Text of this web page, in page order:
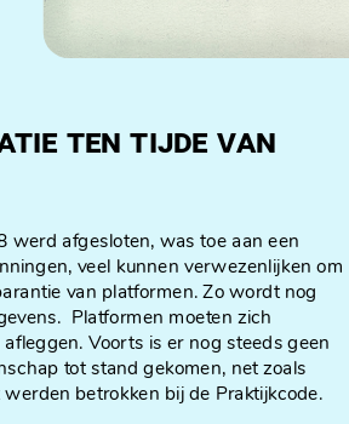
ten tijde van
werd afgesloten, was toe aan een
veel kunnen verwezenlijken om
van platformen. Zo wordt nog
Platformen moeten zich
Voorts is er nog steeds geen
tot stand gekomen, net zoals
betrokken bij de Praktijkcode.